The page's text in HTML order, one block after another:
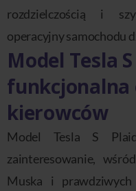
rozdzielczością i
operacyjny samochodu
Model Tesla
funkcjonalna
kierowców
Model Tesla S
zainteresowanie,
Muska i